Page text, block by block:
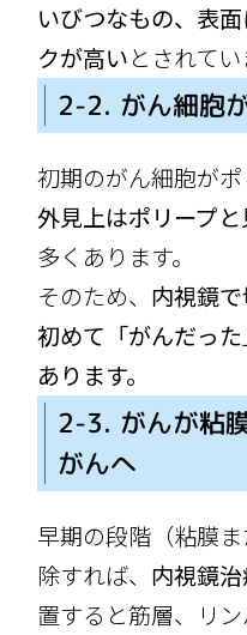
いびつなもの、表
クが高いとされてい
2-2. がん細胞
初期のがん細胞がポ
外見上はポリープ
多くあります。
そのため、 内視鏡
初めて「がんだっ
あります。
2-3. がんが粘
がんへ
早期の段階（粘膜
除すれば、 内視鏡
置すると筋層、リ